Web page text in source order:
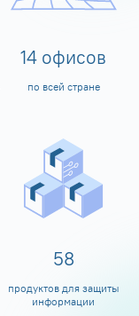
14 офисов
по всей стране
60
продуктов для защиты
информации